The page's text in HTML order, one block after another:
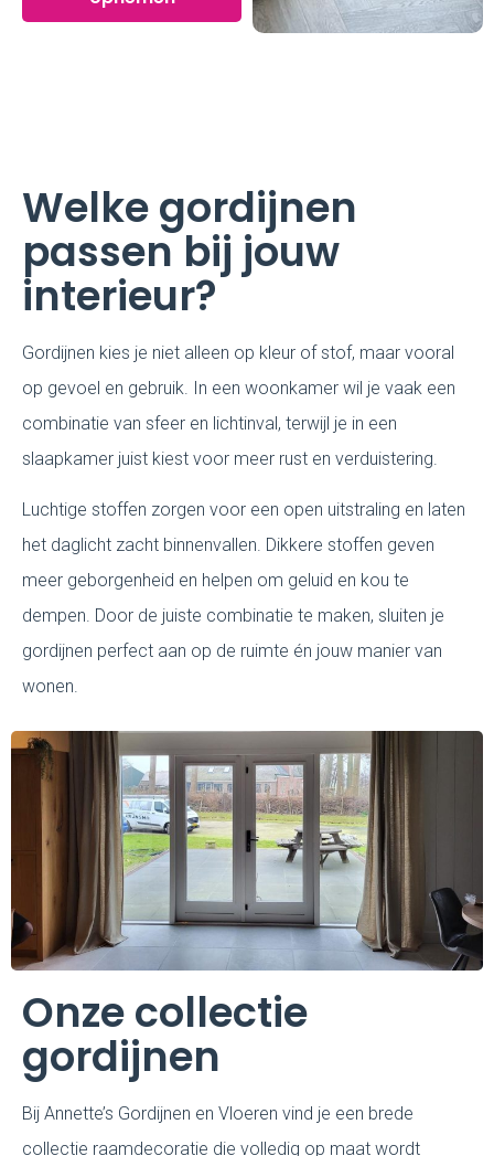
Welke gordijnen
passen bij jouw
interieur?
Gordijnen kies je niet alleen op kleur of stof, maar vooral
op gevoel en gebruik. In een woonkamer wil je vaak een
combinatie van sfeer en lichtinval, terwijl je in een
slaapkamer juist kiest voor meer rust en verduistering.
Luchtige stoffen zorgen voor een open uitstraling en laten
het daglicht zacht binnenvallen. Dikkere stoffen geven
meer geborgenheid en helpen om geluid en kou te
dempen. Door de juiste combinatie te maken, sluiten je
gordijnen perfect aan op de ruimte én jouw manier van
wonen.
Onze collectie
gordijnen
Bij Annette’s Gordijnen en Vloeren vind je een brede
collectie raamdecoratie die volledig op maat wordt